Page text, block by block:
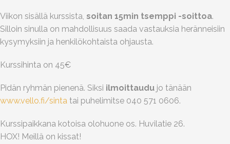
Viikon sisällä kurssista, soitan 15min tsemppi -soittoa.
Silloin sinulla on mahdollisuus saada vastauksia heränneisiin
kysymyksiin ja henkilökohtaista ohjausta.
Kurssihinta on 45€
Pidän ryhmän pienenä. Siksi ilmoittaudu jo tänään
www.vello.fi/sinta tai puhelimitse 040 571 0606.
Kurssipaikkana kotoisa olohuone os. Huvilatie 26.
HOX! Meillä on kissat!